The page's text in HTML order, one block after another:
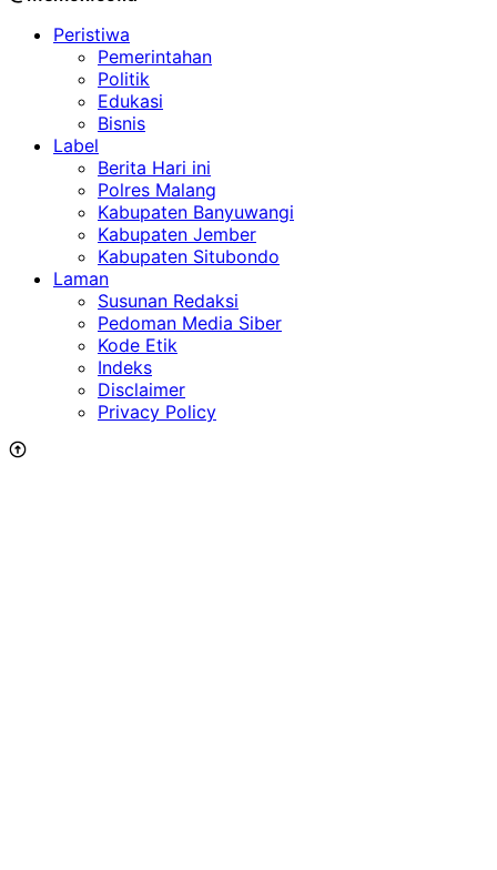
Peristiwa
Pemerintahan
Politik
Edukasi
Bisnis
Label
Berita Hari ini
Polres Malang
Kabupaten Banyuwangi
Kabupaten Jember
Kabupaten Situbondo
Laman
Susunan Redaksi
Pedoman Media Siber
Kode Etik
Indeks
Disclaimer
Privacy Policy